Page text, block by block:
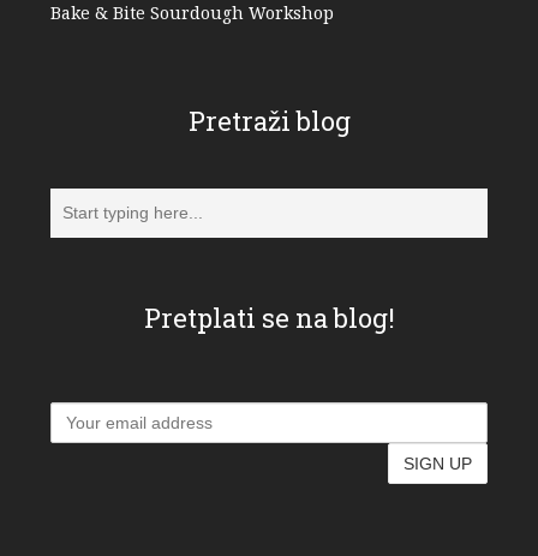
Bake & Bite Sourdough Workshop
Pretraži blog
Pretplati se na blog!